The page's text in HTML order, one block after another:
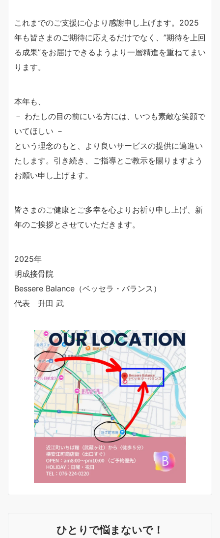
これまでのご支援に心より感謝申し上げます。2025
年も皆さまのご期待に応えるだけでなく、”期待を上回
る成果”をお届けできるようより一層精進を重ねてまい
ります。
本年も、
－ わたしの目の前にいる方には、いつも素敵な笑顔で
いてほしい －
という理念のもと、より良いサービスの提供に邁進い
たします。引き続き、ご指導とご教示を賜りますよう
お願い申し上げます。
皆さまのご健康とご多幸を心よりお祈り申し上げ、新
年のご挨拶とさせていただきます。
2025年
明成接骨院
Bessere Balance（ベッセラ・バランス）
代表 升田 武
ひとりで悩まないで！